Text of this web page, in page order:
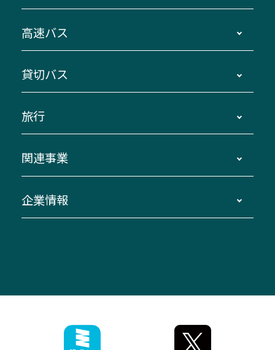
主要停留所案内図・時刻表
路線バスのご利用方法
三重交通接近情報バスロケーションシステム
迂回・休止について
臨時バスについて
伊勢二見鳥羽周遊バスCANばす
「みえブルーライン」（三重大学病院直通バ
神都ライナー
ミジュマルのラッピングバス（鈴鹿管内）
高速バス
南紀・VISON～横浜・東京・埼玉
伊賀～名古屋
南紀～VISON～名古屋
湯の山温泉～名古屋
桑名・長島温泉・金城ふ頭駅～中部国際空港
（休止中）
お客様駐車場のご案内
アイコンの説明
貸切バス
貸切バスのご利用について
お問い合わせ
旅行
貸切バス団体旅行
美し国周遊ばす
関連事業
自家用自動車車両運行管理
ザ・バスコレクション三重交通バスセット
三重交通公式グッズ
企業情報
ファンコーナー